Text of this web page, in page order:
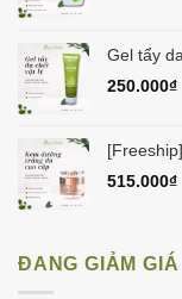
Gel tẩy
250.000₫
515.000₫
ĐANG GIẢM GIÁ